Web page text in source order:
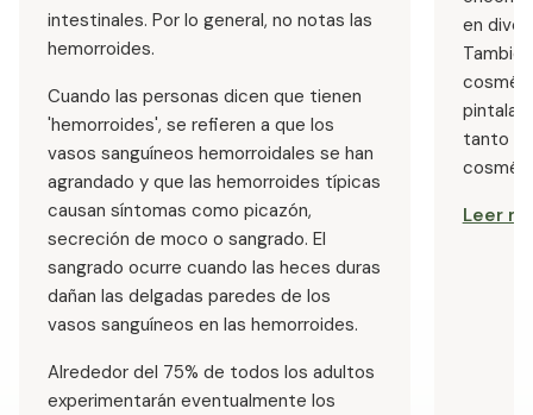
intestinales. Por lo general, no notas las
hemorroides.
Cuando las personas dicen que tienen
'hemorroides', se refieren a que los
vasos sanguíneos hemorroidales se han
agrandado y que las hemorroides típicas
causan síntomas como picazón,
secreción de moco o sangrado. El
sangrado ocurre cuando las heces duras
dañan las delgadas paredes de los
vasos sanguíneos en las hemorroides.
Alrededor del 75% de todos los adultos
experimentarán eventualmente los
en
tanto
Leer